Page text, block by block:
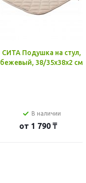
СИТА Подушка на стул,
бежевый, 38/35x38x2 см
В наличии
от 1 790 ₸